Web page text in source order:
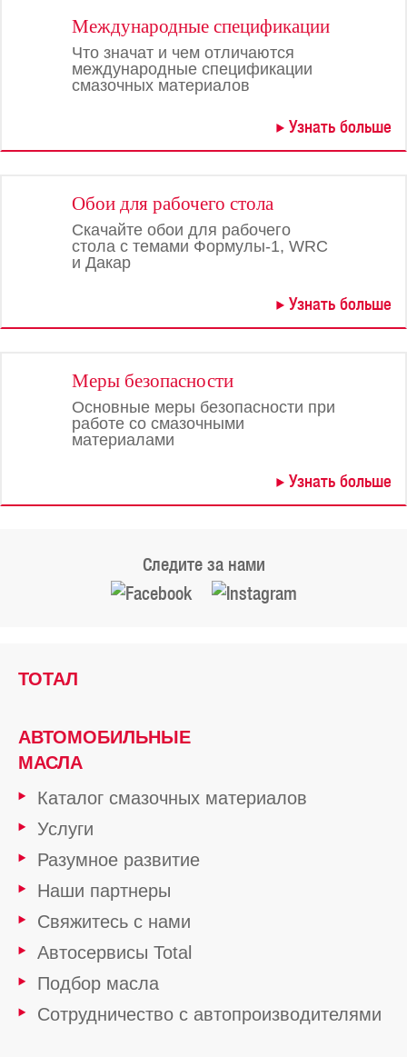
Международные спецификации
Что значат и чем отличаются
международные спецификации
смазочных материалов
Узнать больше
Обои для рабочего стола
Скачайте обои для рабочего
стола с темами Формулы-1, WRC
и Дакар
Узнать больше
Меры безопасности
Основные меры безопасности при
работе со смазочными
материалами
Узнать больше
Следите за нами
ТОТАЛ
АВТОМОБИЛЬНЫЕ
МАСЛА
Каталог смазочных материалов
Услуги
Разумное развитие
Наши партнеры
Свяжитесь с нами
Автосервисы Total
Подбор масла
Сотрудничество с автопроизводителями